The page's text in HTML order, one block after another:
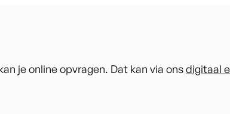
je online opvragen. Dat kan via onsdigitaal